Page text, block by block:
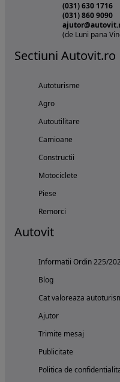
(031) 630 1716
(031) 860 9090
(de Luni pana
Sectiuni Autovit.ro
Autoturisme
Agro
Autoutilitare
Camioane
Constructii
Motociclete
Piese
Remorci
Autovit
Informatii Ordin 225/
Blog
Cat valoreaza
Ajutor
Trimite mesaj
Publicitate
Politica de